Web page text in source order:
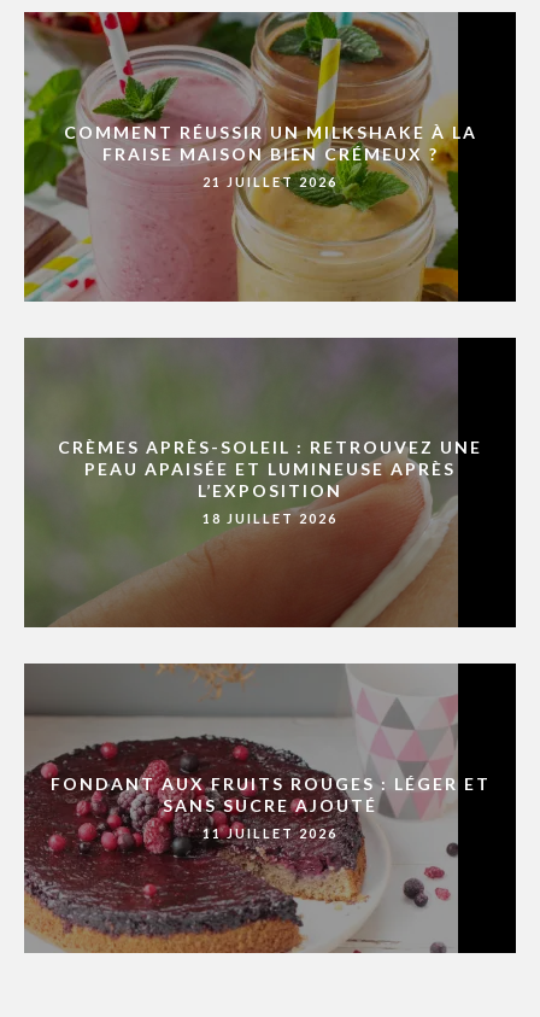
COMMENT RÉUSSIR UN MILKSHAKE À LA
FRAISE MAISON BIEN CRÉMEUX ?
21 JUILLET 2026
CRÈMES APRÈS-SOLEIL : RETROUVEZ UNE
PEAU APAISÉE ET LUMINEUSE APRÈS
L’EXPOSITION
18 JUILLET 2026
FONDANT AUX FRUITS ROUGES : LÉGER ET
SANS SUCRE AJOUTÉ
11 JUILLET 2026